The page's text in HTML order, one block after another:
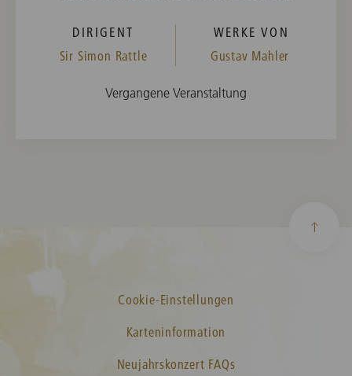
DIRIGENT
Sir Simon Rattle
WERKE VON
Gustav Mahler
Vergangene Veranstaltung
Cookie-Einstellungen
Karteninformation
Neujahrskonzert FAQs